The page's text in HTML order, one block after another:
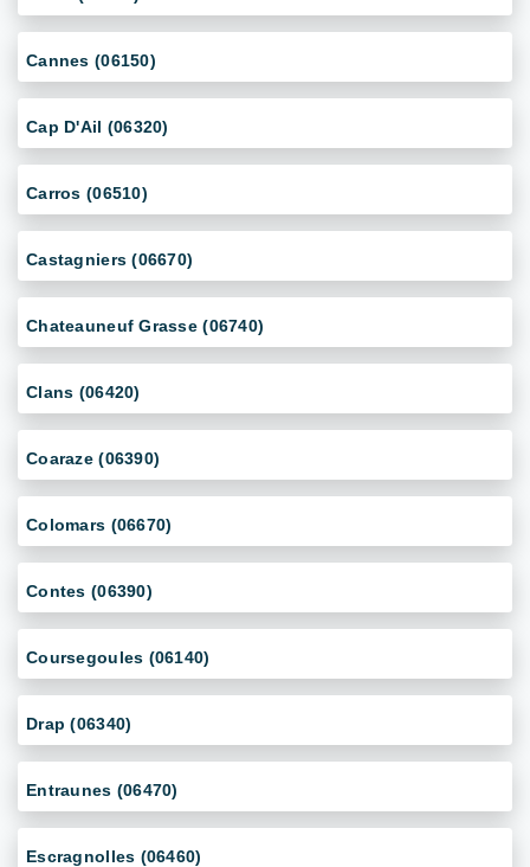
Cannes (06150)
Cap D'Ail (06320)
Carros (06510)
Castagniers (06670)
Chateauneuf Grasse (06740)
Clans (06420)
Coaraze (06390)
Colomars (06670)
Contes (06390)
Coursegoules (06140)
Drap (06340)
Entraunes (06470)
Escragnolles (06460)